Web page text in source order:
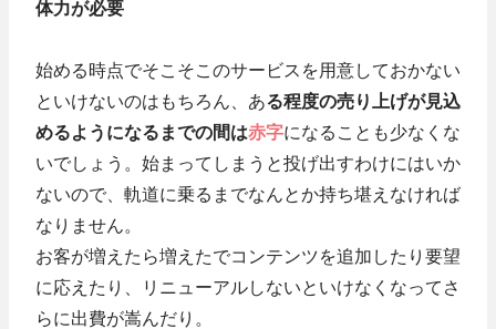
体力が必要
始める時点でそこそこのサービスを用意しておかない
といけないのはもちろん、ある程度の売り上げが見込
めるようになるまでの間は赤字になることも少なくな
いでしょう。始まってしまうと投げ出すわけにはいか
ないので、軌道に乗るまでなんとか持ち堪えなければ
なりません。
お客が増えたら増えたでコンテンツを追加したり要望
に応えたり、リニューアルしないといけなくなってさ
らに出費が嵩んだり。